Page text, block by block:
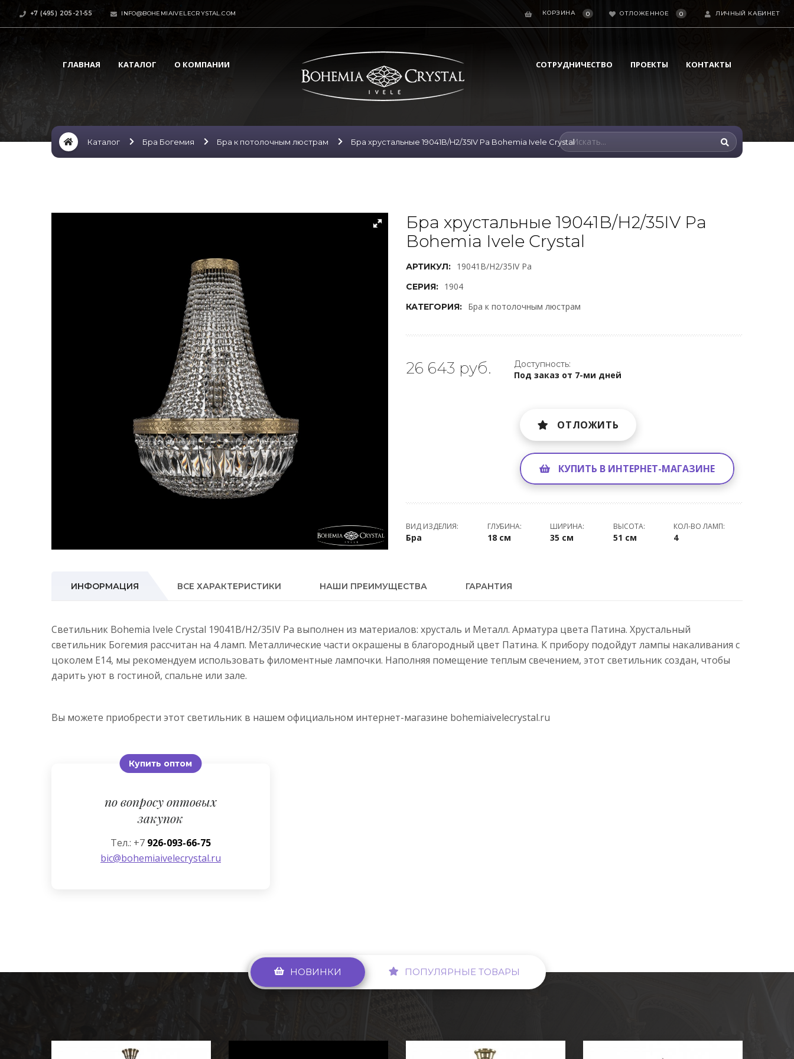
+7 (495) 205-21-55 INFO@BOHEMIAIVELECRYSTAL.COM КОРЗИНА 0 ОТЛОЖЕННОЕ 0 ЛИЧНЫЙ КАБИНЕТ
ГЛАВНАЯ КАТАЛОГ О КОМПАНИИ СОТРУДНИЧЕСТВО ПРОЕКТЫ КОНТАКТЫ
Каталог Бра Богемия Бра к потолочным люстрам Бра хрустальные 19041B/H2/35IV Pa Bohemia Ivele Crystal
Бра хрустальные 19041B/H2/35IV Pa
Bohemia Ivele Crystal
АРТИКУЛ: 19041B/H2/35IV Pa
СЕРИЯ: 1904
КАТЕГОРИЯ: Бра к потолочным люстрам
26 643 руб. Доступность:
Под заказ от 7-ми дней
ОТЛОЖИТЬ
КУПИТЬ В ИНТЕРНЕТ-МАГАЗИНЕ
ВИД ИЗДЕЛИЯ:
Бра
ГЛУБИНА:
18 см
ШИРИНА:
35 см
ВЫСОТА:
51 см
КОЛ-ВО ЛАМП:
4
ИНФОРМАЦИЯ ВСЕ ХАРАКТЕРИСТИКИ НАШИ ПРЕИМУЩЕСТВА ГАРАНТИЯ
Светильник Bohemia Ivele Crystal 19041B/H2/35IV Pa выполнен из материалов: хрусталь и Металл. Арматура цвета Патина. Хрустальный
светильник Богемия рассчитан на 4 ламп. Металлические части окрашены в благородный цвет Патина. К прибору подойдут лампы накаливания с
цоколем E14, мы рекомендуем использовать филоментные лампочки. Наполняя помещение теплым свечением, этот светильник создан, чтобы
дарить уют в гостиной, спальне или зале.
Вы можете приобрести этот светильник в нашем официальном интернет-магазине bohemiaivelecrystal.ru
Купить оптом
по вопросу оптовых
закупок
Тел.: +7 926-093-66-75
bic@bohemiaivelecrystal.ru
НОВИНКИ ПОПУЛЯРНЫЕ ТОВАРЫ